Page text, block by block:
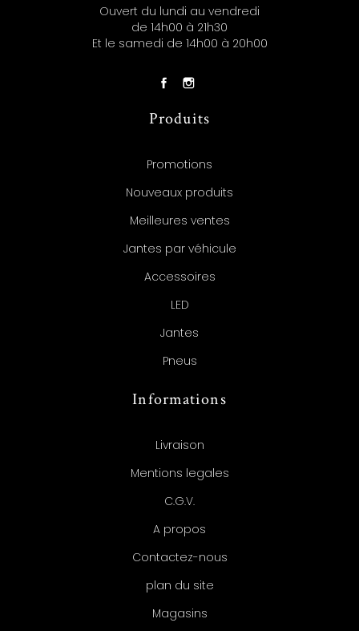
Ouvert du lundi au vendredi
de 14h00 à 21h30
Et le samedi de 14h00 à 20h00
Produits
Promotions
Nouveaux produits
Meilleures ventes
Jantes par véhicule
Accessoires
LED
Jantes
Pneus
Informations
Livraison
Mentions legales
C.G.V.
A propos
Contactez-nous
plan du site
Magasins